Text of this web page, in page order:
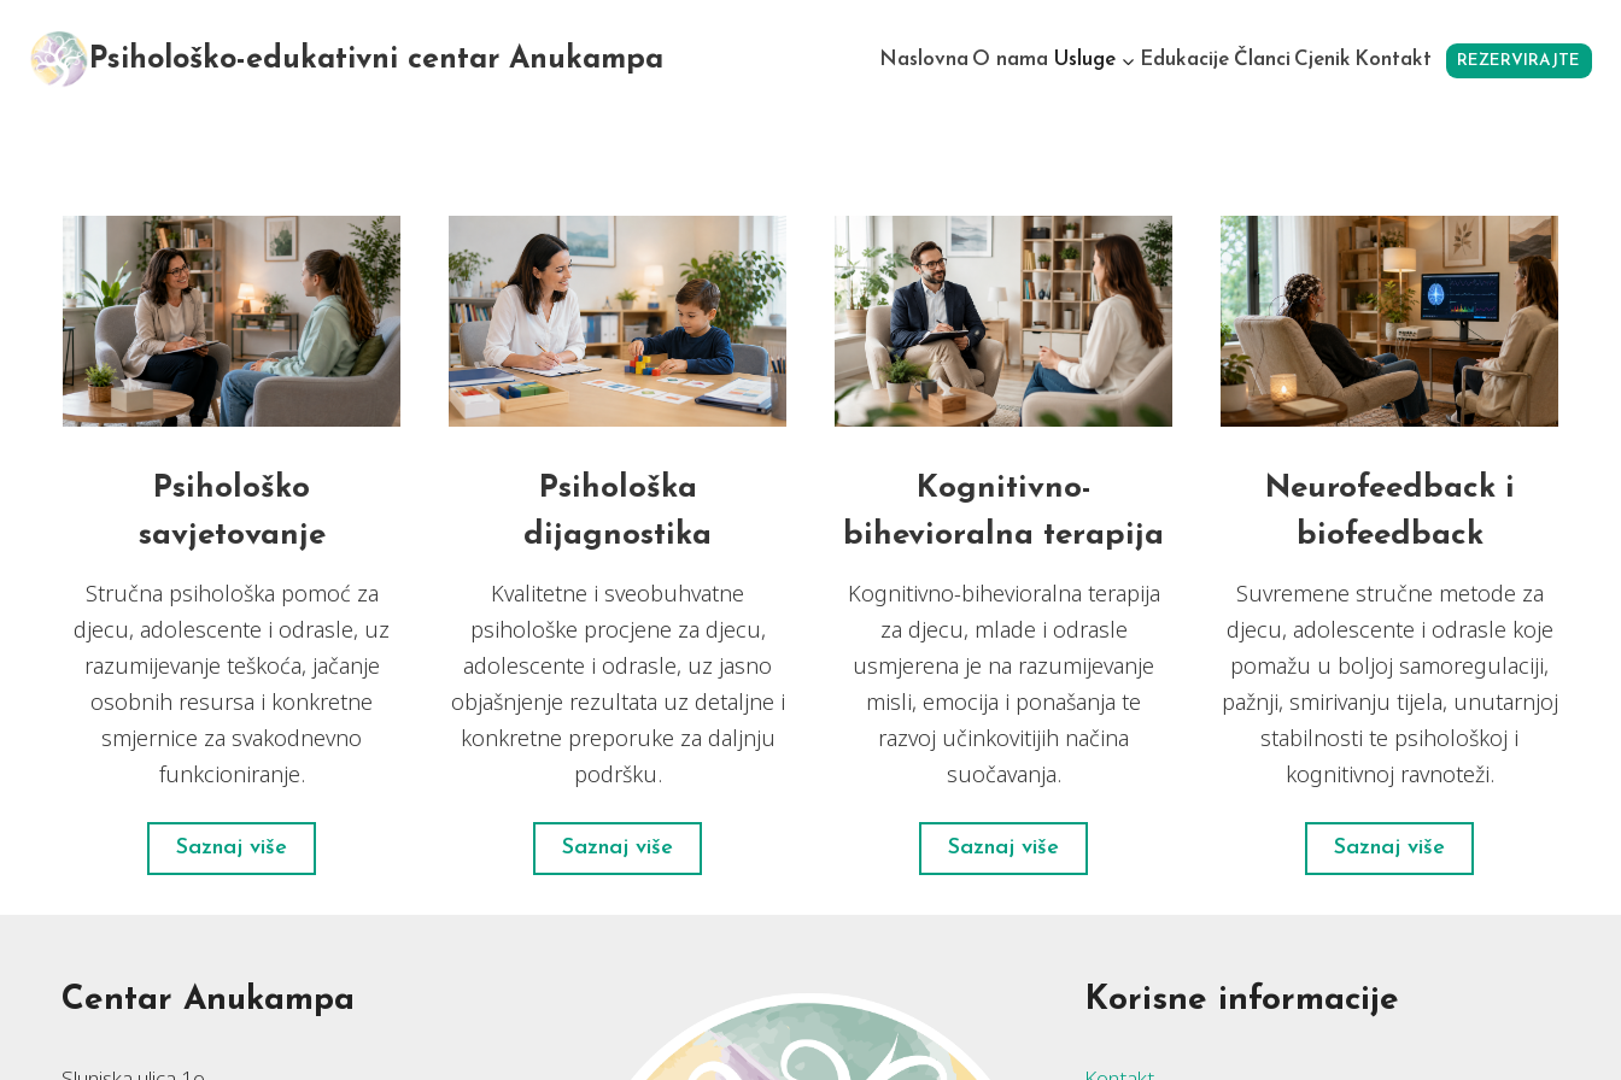
content
Psihološko-edukativni centar Anukampa Naslovna O nama Usluge Edukacije Članci Cjenik Kontakt REZERVIRAJTE
Psihološko
savjetovanje
Stručna psihološka pomoć za
djecu, adolescente i odrasle, uz
razumijevanje teškoća, jačanje
osobnih resursa i konkretne
smjernice za svakodnevno
funkcioniranje.
Saznaj više
Psihološka
dijagnostika
Kvalitetne i sveobuhvatne
psihološke procjene za djecu,
adolescente i odrasle, uz jasno
objašnjenje rezultata uz detaljne i
konkretne preporuke za daljnju
podršku.
Saznaj više
Kognitivno-
bihevioralna terapija
Kognitivno-bihevioralna terapija
za djecu, mlade i odrasle
usmjerena je na razumijevanje
misli, emocija i ponašanja te
razvoj učinkovitijih načina
suočavanja.
Saznaj više
Neurofeedback i
biofeedback
Suvremene stručne metode za
djecu, adolescente i odrasle koje
pomažu u boljoj samoregulaciji,
pažnji, smirivanju tijela, unutarnjoj
stabilnosti te psihološkoj i
kognitivnoj ravnoteži.
Saznaj više
Centar Anukampa Korisne informacije